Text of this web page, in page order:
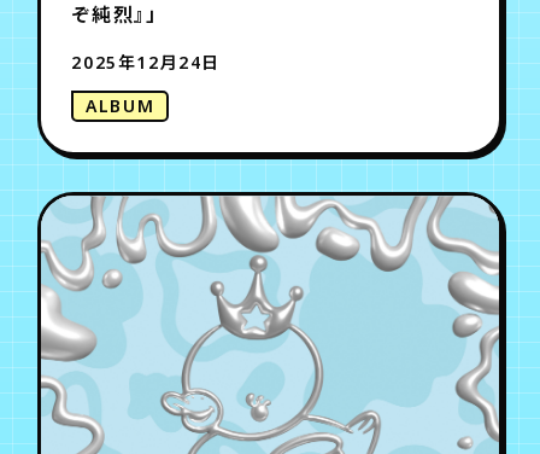
ぞ純烈』」
2025年12月24日
ALBUM